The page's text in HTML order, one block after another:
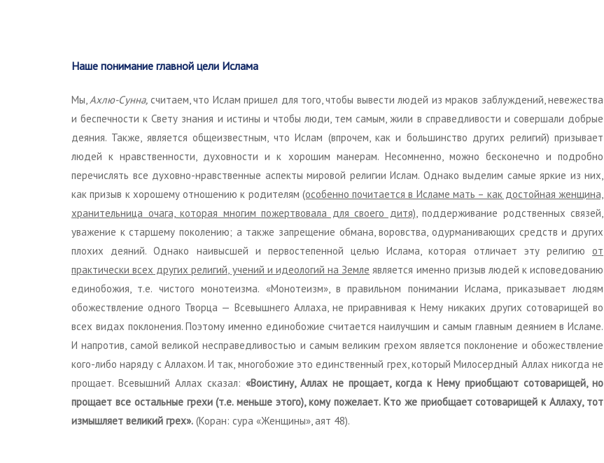
Наше понимание главной цели Ислама
Мы,Ахлю-Сунна, считаем, что Ислам пришел для того, чтобы вывести людей из мраков заблуждений, невежества
и беспечности к Свету знания и истины и чтобы люди, тем самым, жили в справедливости и совершали добрые
деяния. Также, является общеизвестным, что Ислам (впрочем, как и большинство других религий) призывает
людей к нравственности, духовности и к хорошим манерам. Несомненно, можно бесконечно и подробно
перечислять все духовно-нравственные аспекты мировой религии Ислам. Однако выделим самые яркие из них,
как призыв к хорошему отношению к родителям (особенно почитается в Исламе мать – как достойная женщина,
хранительница очага, которая многим пожертвовала для своего дитя), поддерживание родственных связей,
уважение к старшему поколению; а также запрещение обмана, воровства, одурманивающих средств и других
плохих деяний. Однако наивысшей и первостепенной целью Ислама, которая отличает эту религиюот
практически всех других религий, учений и идеологий на Земле является именно призыв людей к исповедованию
единобожия, т.е. чистого монотеизма. «Монотеизм», в правильном понимании Ислама, приказывает людям
обожествление одного Творца — Всевышнего Аллаха, не приравнивая к Нему никаких других сотоварищей во
всех видах поклонения. Поэтому именно единобожие считается наилучшим и самым главным деянием в Исламе.
И напротив, самой великой несправедливостью и самым великим грехом является поклонение и обожествление
кого-либо наряду с Аллахом. И так, многобожие это единственный грех, который Милосердный Аллах никогда не
прощает. Всевышний Аллах сказал:«Воистину, Аллах не прощает, когда к Нему приобщают сотоварищей, но
прощает все остальные грехи (т.е. меньше этого), кому пожелает. Кто же приобщает сотоварищей к Аллаху, тот
измышляет великий грех». (Коран: сура «Женщины», аят 48).